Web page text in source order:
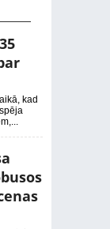
kad